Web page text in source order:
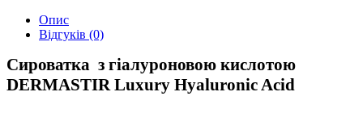
Опис
Відгуків (0)
Сироватка з гіалуроновою кислотою
DERMASTIR Luxury Hyaluronic Acid